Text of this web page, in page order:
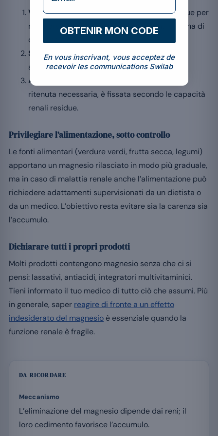
Valutazione preventiva: un esame del sangue per
misurare il magnesio e la funzione renale prima di
ogni decisione.
Sorveglianza regolare : controlli ripetuti per
seguire l’andamento dei livelli sierici.
Aggiustamento personalizzato
ritenuta necessaria, è fissata secondo le capacità
renali residue.
Privilegiare l’alimentazione, sotto controllo
Le fonti alimentari (verdure verdi, frutta secca, legumi)
apportano un magnesio rilasciato in modo più graduale,
ma in caso di malattia renale anche l’alimentazione può
richiedere adattamenti supervisionati da un dietista o
da un medico. L’obiettivo resta evitare sia la carenza sia
l’accumulo.
Dichiarare tutti i propri prodotti
Molti prodotti contengono magnesio senza che ci si
pensi: lassativi, antiacidi, integratori multivitaminici.
Tieni informato il tuo medico di tutto ciò che assumi. Più
in generale, saper reagire di fronte a un effetto
indesiderato del magnesio è essenziale quando la
funzione renale è fragile.
DA RICORDARE
Meccanismo
L’eliminazione del magnesio dipende dai reni; il
loro cedimento favorisce l’accumulo.
OBTENIR MON CODE
En vous inscrivant, vous acceptez de
recevoir les communications Swilab